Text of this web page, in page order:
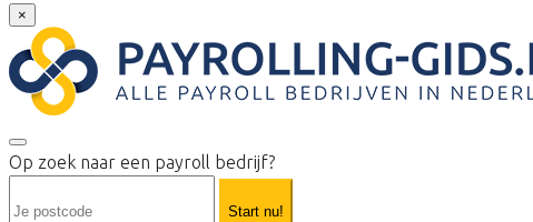
×
Op zoek naar een payroll bedrijf?
Start nu!